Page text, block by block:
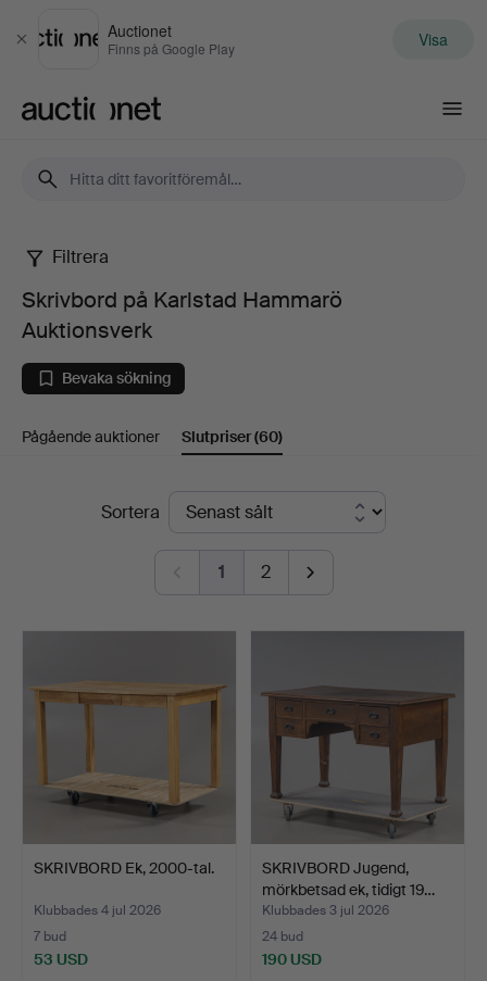
Stäng
Auctionet
Finns på Google Play Visa
Skrivbord
på
Karlstad
Hammarö
Filtrera
Skrivbord på Karlstad Hammarö
Auktionsverk
Bevaka sökning
Pågående auktioner Slutpriser(60)
SlutpriserSortera
1 2
SKRIVBORD Ek, 2000-tal.
Klubbades 4 jul 2026
7 bud
53 USD
SKRIVBORD Jugend,
mörkbetsad ek, tidigt 19…
Klubbades 3 jul 2026
24 bud
190 USD